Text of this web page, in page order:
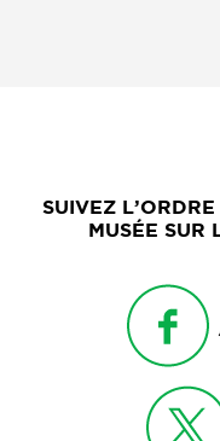
SUIVEZ
MUSÉE SUR